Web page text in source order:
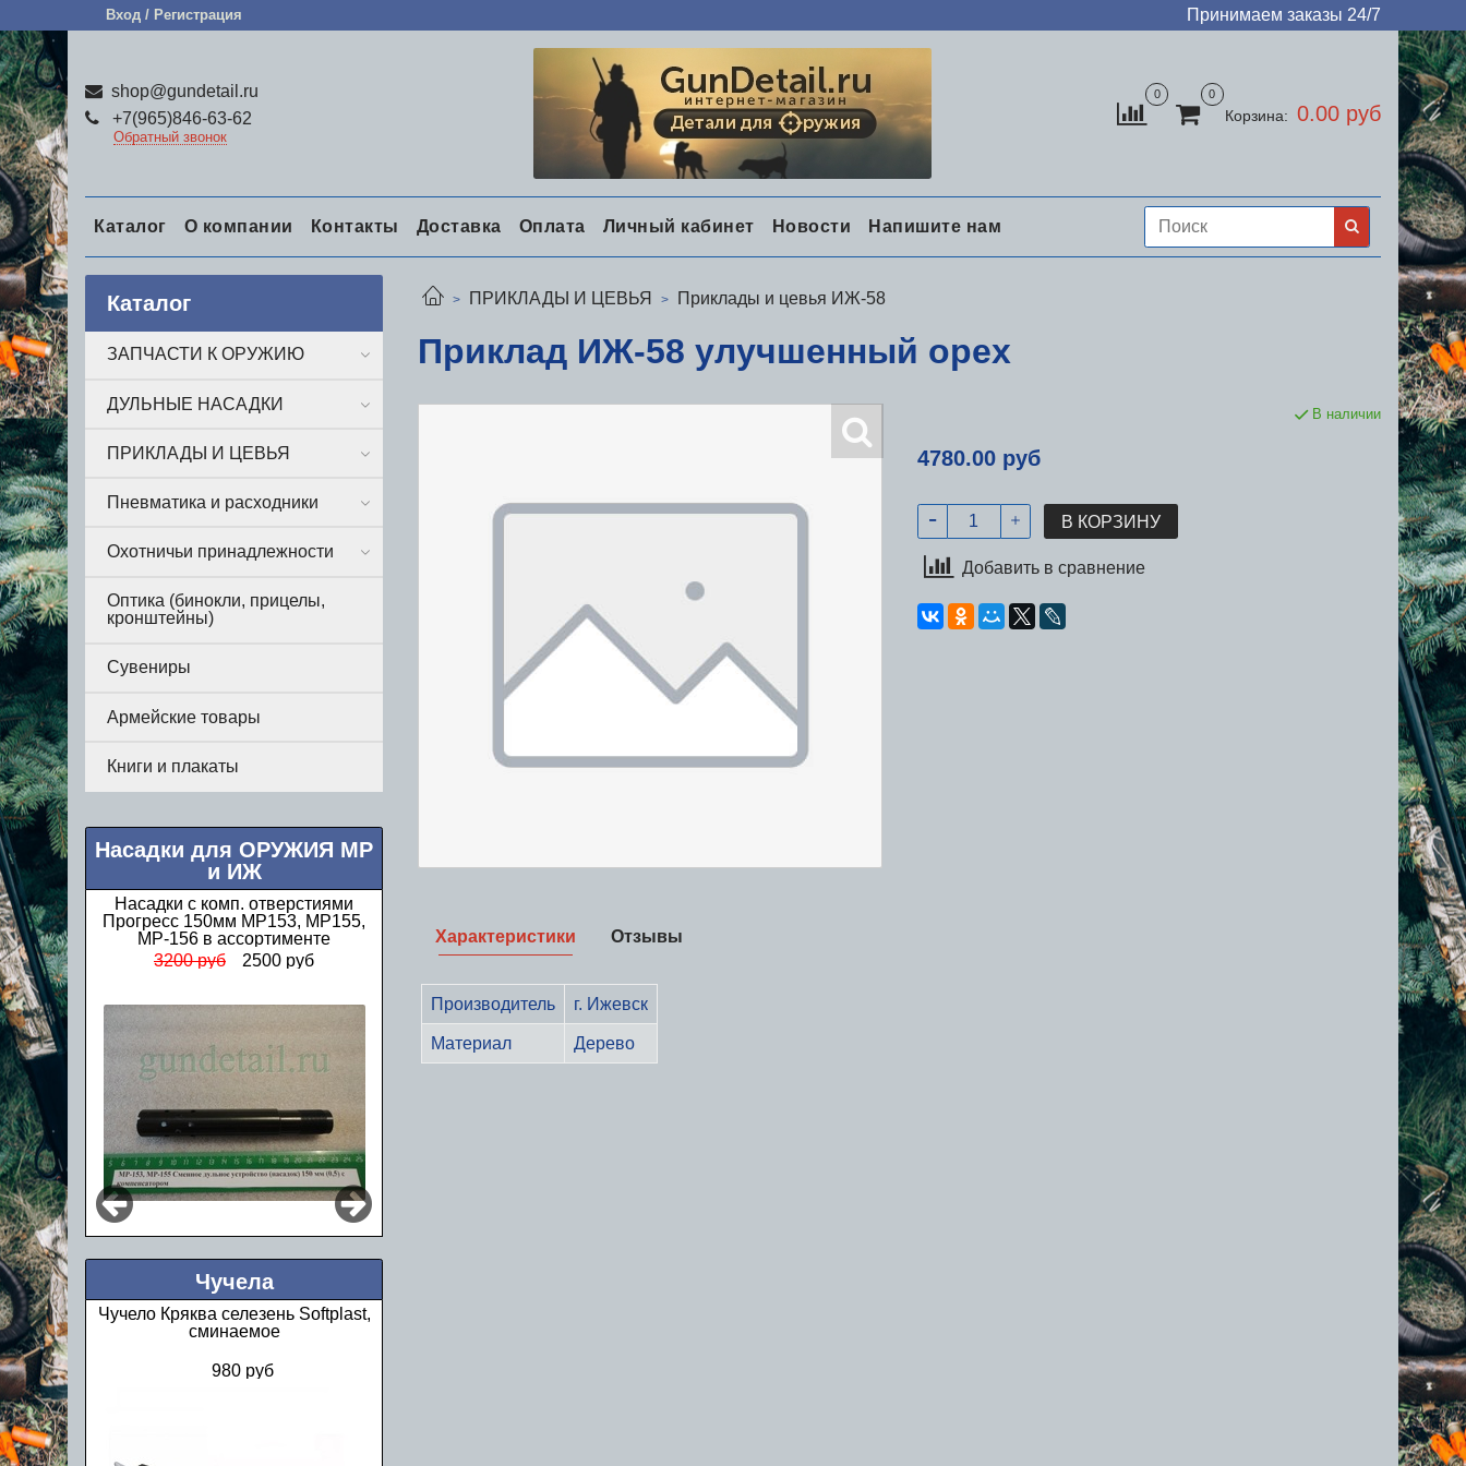
Вход / Регистрация Принимаем заказы 24/7
shop@gundetail.ru
+7(965)846-63-62
Обратный звонок
0 0
Корзина: 0.00 руб
Каталог О компании Контакты Доставка Оплата Личный кабинет Новости Напишите нам
ПРИКЛАДЫ И ЦЕВЬЯ Приклады и цевья ИЖ-58
Приклад ИЖ-58 улучшенный орех
В наличии
4780.00 руб
В КОРЗИНУ
Добавить в сравнение
Характеристики
Производитель г. Ижевск
Материал Дерево
Отзывы
Каталог
ЗАПЧАСТИ К ОРУЖИЮ
ДУЛЬНЫЕ НАСАДКИ
ПРИКЛАДЫ И ЦЕВЬЯ
Пневматика и расходники
Охотничьи принадлежности
Оптика (бинокли, прицелы,
кронштейны)
Сувениры
Армейские товары
Книги и плакаты
Насадки для ОРУЖИЯ МР
и ИЖ
Насадки с комп. отверстиями
Прогресс 150мм МР153, МР155,
МР-156 в ассортименте
3200 руб
2500 руб
Чучела
Чучело Кряква селезень Softplast,
сминаемое
980 руб